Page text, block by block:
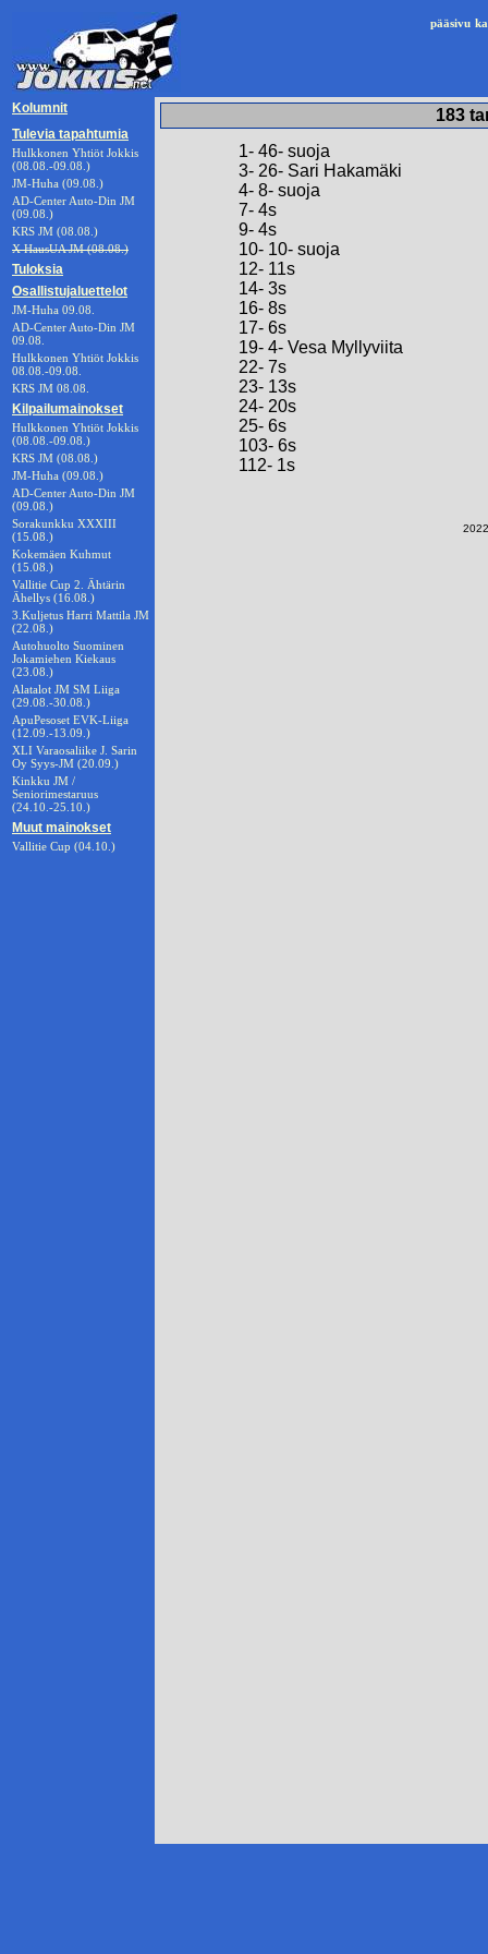
pääsivu
Kolumnit
Tulevia tapahtumia
Hulkkonen Yhtiöt Jokkis
(08.08.-09.08.)
JM-Huha (09.08.)
AD-Center Auto-Din JM
(09.08.)
KRS JM (08.08.)
X HausUA JM (08.08.)
Tuloksia
Osallistujaluettelot
JM-Huha 09.08.
AD-Center Auto-Din JM
09.08.
Hulkkonen Yhtiöt Jokkis
08.08.-09.08.
KRS JM 08.08.
Kilpailumainokset
Hulkkonen Yhtiöt Jokkis
(08.08.-09.08.)
KRS JM (08.08.)
JM-Huha (09.08.)
AD-Center Auto-Din JM
(09.08.)
Sorakunkku XXXIII
(15.08.)
Kokemäen Kuhmut
(15.08.)
Vallitie Cup 2. Ähtärin
Ähellys (16.08.)
3.Kuljetus Harri Mattila JM
(22.08.)
Autohuolto Suominen
Jokamiehen Kiekaus
(23.08.)
Alatalot JM SM Liiga
(29.08.-30.08.)
ApuPesoset EVK-Liiga
(12.09.-13.09.)
XLI Varaosaliike J. Sarin
Oy Syys-JM (20.09.)
Kinkku JM /
Seniorimestaruus
(24.10.-25.10.)
Muut mainokset
Vallitie Cup (04.10.)
183
1- 46- suoja
3- 26- Sari Hakamäki
4- 8- suoja
7- 4s
9- 4s
10- 10- suoja
12- 11s
14- 3s
16- 8s
17- 6s
19- 4- Vesa Myllyviita
22- 7s
23- 13s
24- 20s
25- 6s
103- 6s
112- 1s